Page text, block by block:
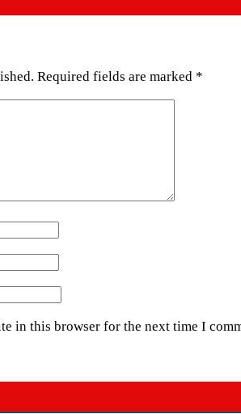
Required fields are marked *
in this browser for the next time I